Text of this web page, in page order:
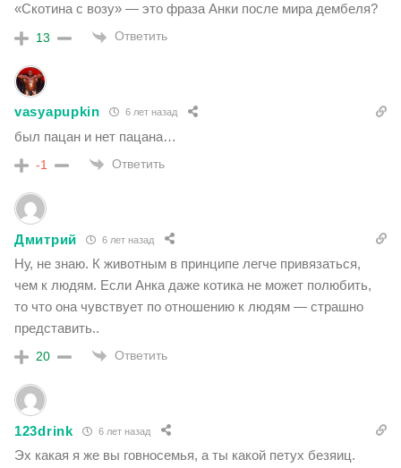
«Скотина с возу» — это фраза Анки после мира дембеля?
13 Ответить
vasyapupkin 6 лет назад
был пацан и нет пацана…
-1 Ответить
Дмитрий 6 лет назад
Ну, не знаю. К животным в принципе легче привязаться,
чем к людям. Если Анка даже котика не может полюбить,
то что она чувствует по отношению к людям — страшно
представить..
20 Ответить
123drink 6 лет назад
Эх какая я же вы говносемья, а ты какой петух безяиц.